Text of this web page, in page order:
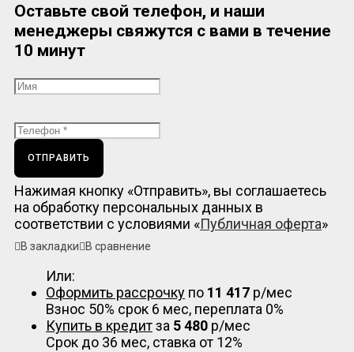
Оставьте свой телефон, и наши
менеджеры свяжутся с вами в течение
10 минут
ОТПРАВИТЬ
Нажимая кнопку «Отправить», вы соглашаетесь
на обработку персональных данных в
соответствии с условиями «Публичная оферта»
В закладки В сравнение
Или:
Оформить рассрочку по 11 417 р/мес
Взнос 50% срок 6 мес, переплата 0%
Купить в кредитза 5 480 р/мес
Срок до 36 мес, ставка от 12%